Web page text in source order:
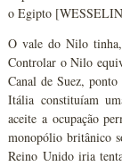
o Egipto
O vale do Nilo
Controlar o Nilo
Canal de Suez,
Itália constituíam
aceite a ocupação
monopólio britânico
Reino Unido iria